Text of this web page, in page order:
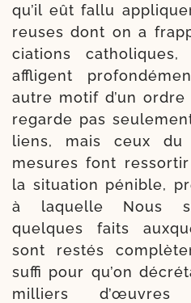
qu’il eût fal­lu
reuses dont on a
cia­tions
affligent
autre motif d’un
regarde pas
liens, mais ceux du
mesures font
la situa­tion pénible,
à laquelle Nous
quelques faits
sont res­tés
suf­fi pour qu’on
mil­liers d’œuvres